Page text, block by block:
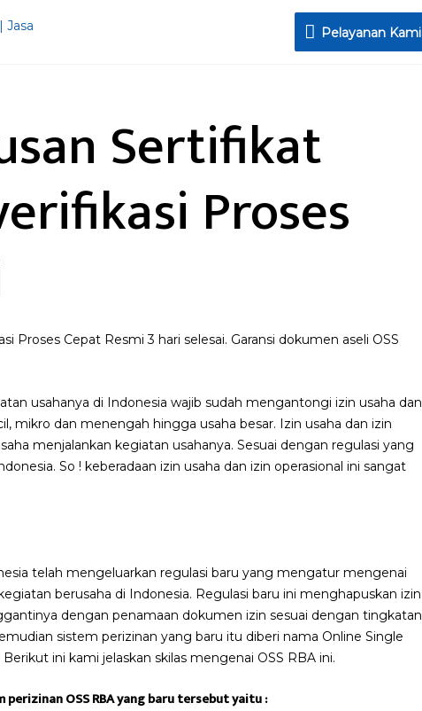
Pelayanan
Pelayanan Kami
Sertifikat
Proses
Proses Cepat Resmi 3 hari selesai. Garansi dokumen aseli OSS
usahanya di Indonesia wajib sudah mengantongi izin usaha dan
mikro dan menengah hingga usaha besar. Izin usaha dan izin
menjalankan kegiatan usahanya. Sesuai dengan regulasi yang
So ! keberadaan izin usaha dan izin operasional ini sangat
telah mengeluarkan regulasi baru yang mengatur mengenai
berusaha di Indonesia. Regulasi baru ini menghapuskan izin
dengan penamaan dokumen izin sesuai dengan tingkatan
sistem perizinan yang baru itu diberi nama Online Single
ini kami jelaskan skilas mengenai OSS RBA ini.
OSS RBA yang baru tersebut yaitu :